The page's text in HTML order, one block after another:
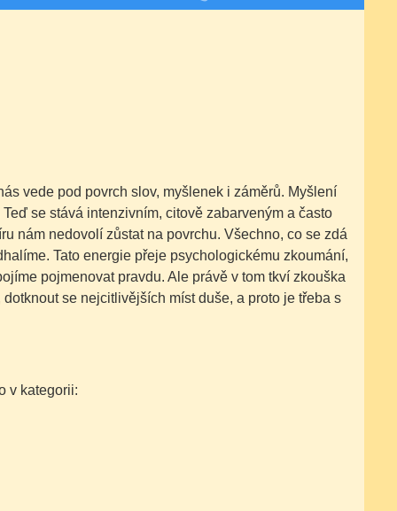
vede pod povrch slov, myšlenek i záměrů. Myšlení
se stává intenzivním, citově zabarveným a často
nám nedovolí zůstat na povrchu. Všechno, co se zdá
Tato energie přeje psychologickému zkoumání,
pojmenovat pravdu. Ale právě v tom tkví zkouška
se nejcitlivějších míst duše, a proto je třeba s
v kategorii: